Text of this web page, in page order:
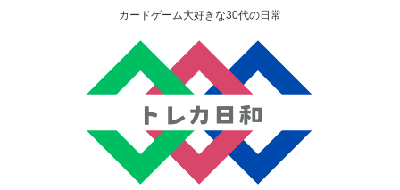
カードゲーム大好きな30代の日常